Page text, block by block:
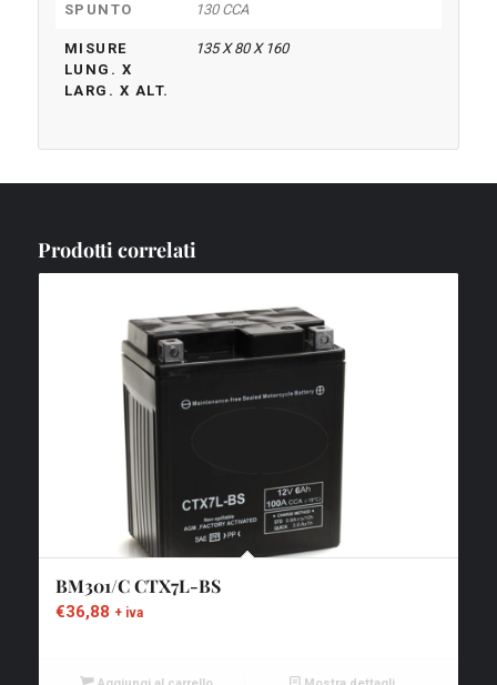
SPUNTO 130 CCA
MISURE
LUNG. X
LARG. X ALT.
135 X 80 X 160
Prodotti correlati
BM301/C CTX7L-BS
€36,88 + iva